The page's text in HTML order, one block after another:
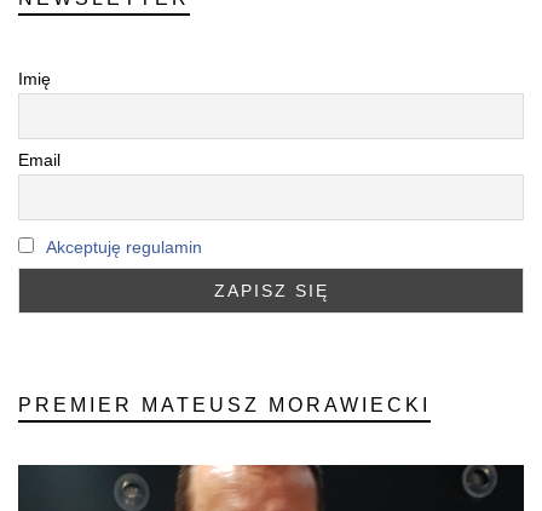
Imię
Email
Akceptuję regulamin
PREMIER MATEUSZ MORAWIECKI